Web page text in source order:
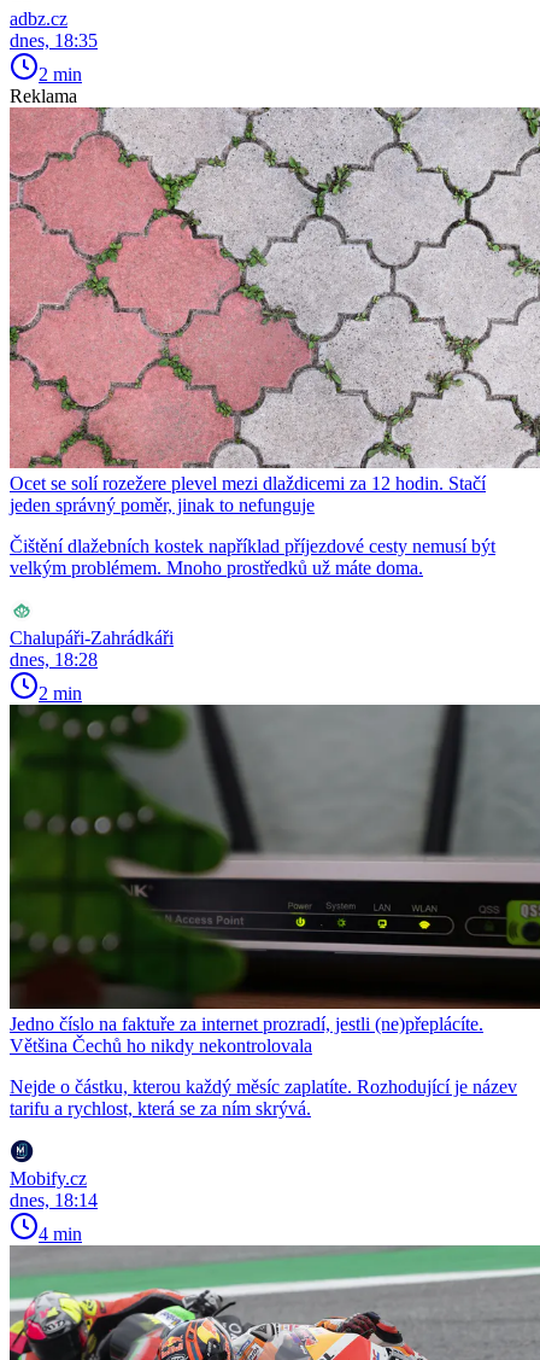
adbz.cz
dnes, 18:35
2 min
Reklama
Ocet se solí rozežere plevel mezi dlaždicemi za 12 hodin. Stačí
jeden správný poměr, jinak to nefunguje
Čištění dlažebních kostek například příjezdové cesty nemusí být
velkým problémem. Mnoho prostředků už máte doma.
Chalupáři-Zahrádkáři
dnes, 18:28
2 min
Jedno číslo na faktuře za internet prozradí, jestli (ne)přeplácíte.
Většina Čechů ho nikdy nekontrolovala
Nejde o částku, kterou každý měsíc zaplatíte. Rozhodující je název
tarifu a rychlost, která se za ním skrývá.
Mobify.cz
dnes, 18:14
4 min